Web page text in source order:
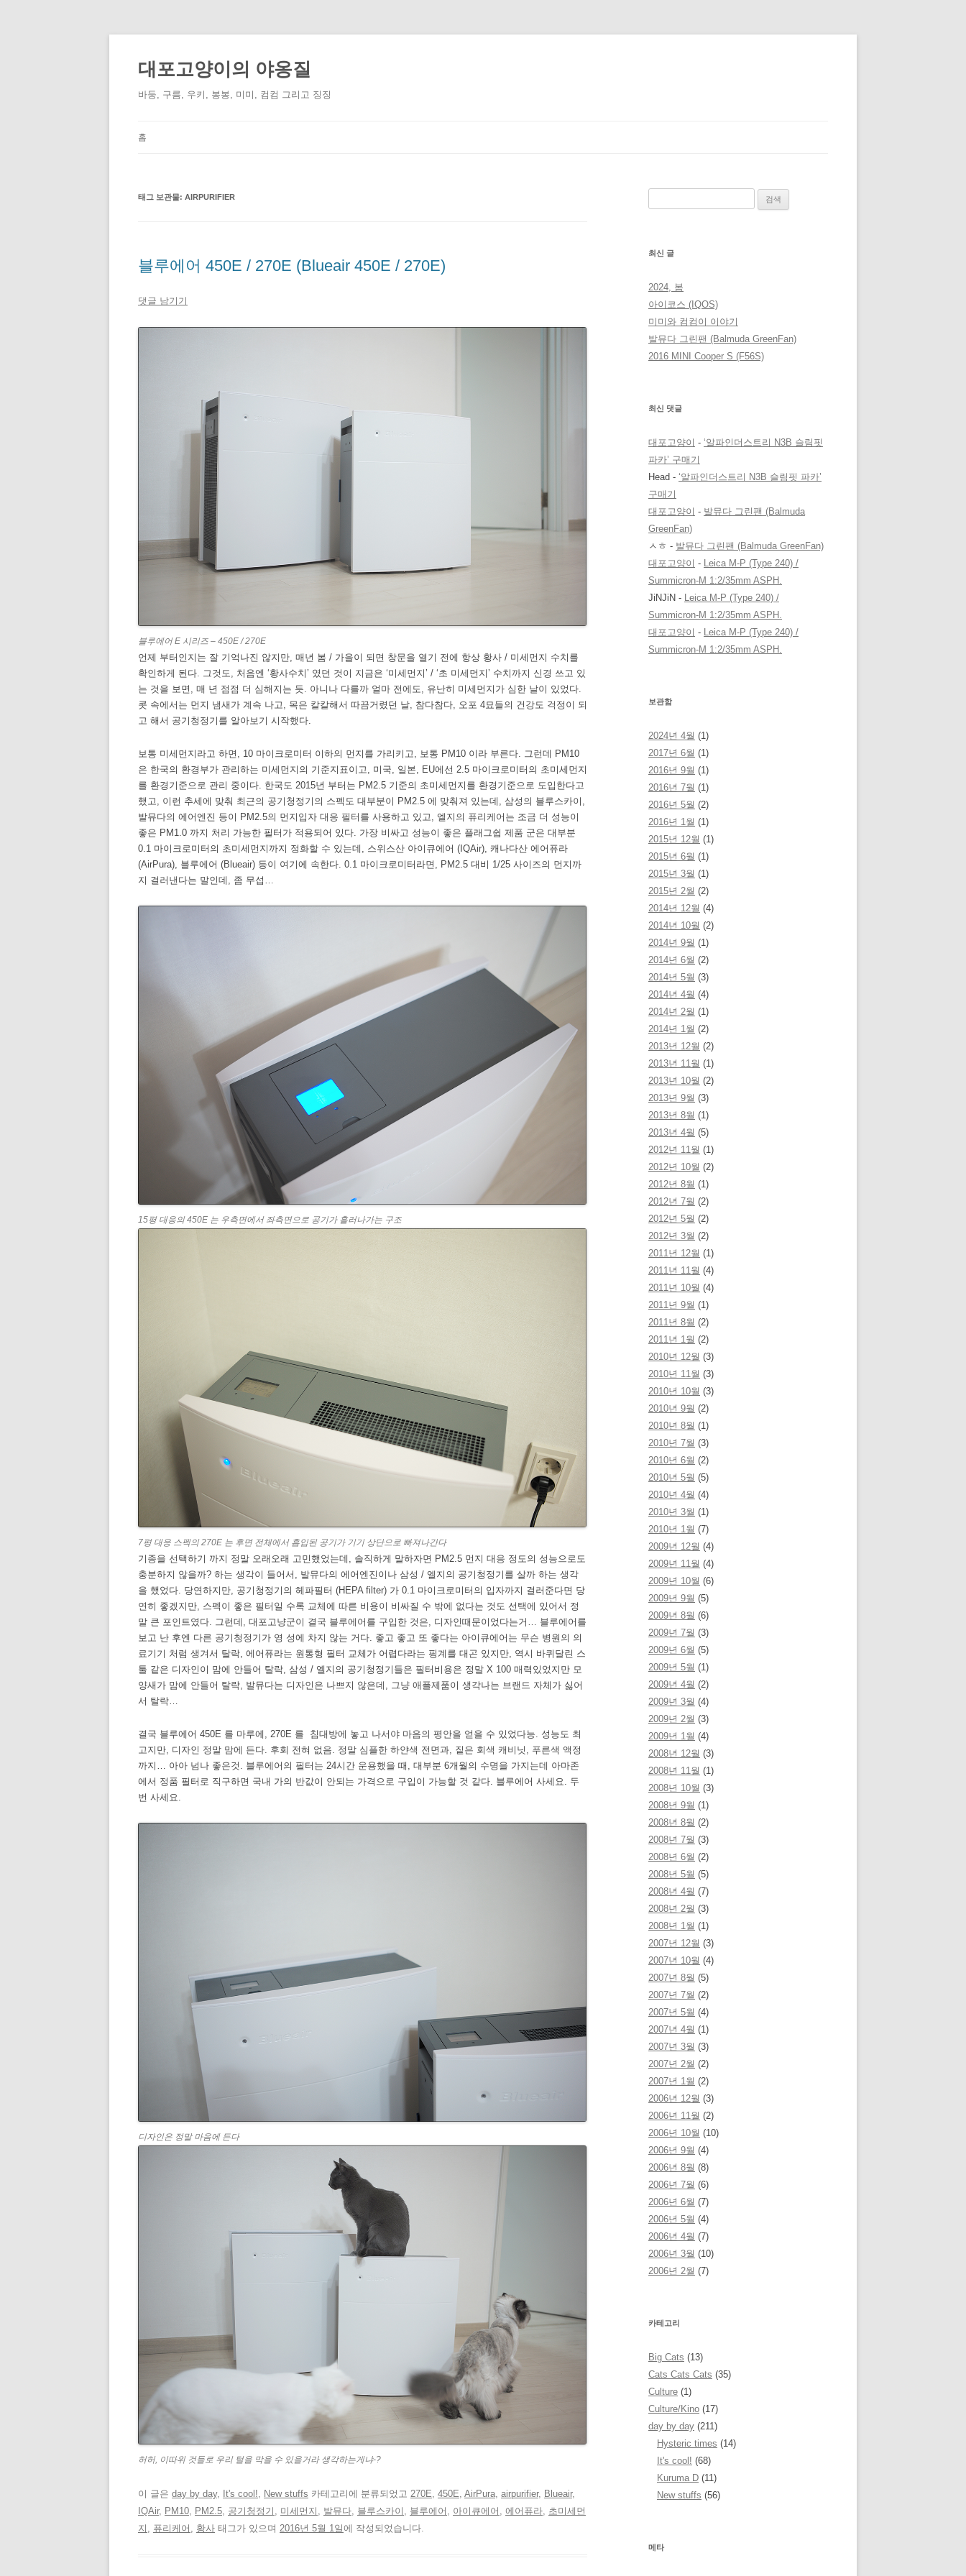
로
너
뛰
대포고양이의 야옹질
바둥, 구름, 우키, 봉봉, 미미, 컴컴 그리고 징징
홈
태그 보관물: AIRPURIFIER
블루에어 450E / 270E (Blueair 450E / 270E)
댓글 남기기
블루에어 E 시리즈 – 450E / 270E
언제 부터인지는 잘 기억나진 않지만, 매년 봄 / 가을이 되면 창문을 열기 전에 항상 황사 / 미세먼지 수치를
확인하게 된다. 그것도, 처음엔 ‘황사수치’ 였던 것이 지금은 ‘미세먼지’ / ‘초 미세먼지’ 수치까지 신경 쓰고 있
는 것을 보면, 매 년 점점 더 심해지는 듯. 아니나 다를까 얼마 전에도, 유난히 미세먼지가 심한 날이 있었다.
콧 속에서는 먼지 냄새가 계속 나고, 목은 칼칼해서 따끔거렸던 날, 참다참다, 오포 4묘들의 건강도 걱정이 되
고 해서 공기청정기를 알아보기 시작했다.
보통 미세먼지라고 하면, 10 마이크로미터 이하의 먼지를 가리키고, 보통 PM10 이라 부른다. 그런데 PM10
은 한국의 환경부가 관리하는 미세먼지의 기준지표이고, 미국, 일본, EU에선 2.5 마이크로미터의 초미세먼지
를 환경기준으로 관리 중이다. 한국도 2015년 부터는 PM2.5 기준의 초미세먼지를 환경기준으로 도입한다고
했고, 이런 추세에 맞춰 최근의 공기청정기의 스펙도 대부분이 PM2.5 에 맞춰져 있는데, 삼성의 블루스카이,
발뮤다의 에어엔진 등이 PM2.5의 먼지입자 대응 필터를 사용하고 있고, 엘지의 퓨리케어는 조금 더 성능이
좋은 PM1.0 까지 처리 가능한 필터가 적용되어 있다. 가장 비싸고 성능이 좋은 플래그쉽 제품 군은 대부분
0.1 마이크로미터의 초미세먼지까지 정화할 수 있는데, 스위스산 아이큐에어 (IQAir), 캐나다산 에어퓨라
(AirPura), 블루에어 (Blueair) 등이 여기에 속한다. 0.1 마이크로미터라면, PM2.5 대비 1/25 사이즈의 먼지까
지 걸러낸다는 말인데, 좀 무섭…
15평 대응의 450E 는 우측면에서 좌측면으로 공기가 흘러나가는 구조
7평 대응 스펙의 270E 는 후면 전체에서 흡입된 공기가 기기 상단으로 빠져나간다
기종을 선택하기 까지 정말 오래오래 고민했었는데, 솔직하게 말하자면 PM2.5 먼지 대응 정도의 성능으로도
충분하지 않을까? 하는 생각이 들어서, 발뮤다의 에어엔진이나 삼성 / 엘지의 공기청정기를 살까 하는 생각
을 했었다. 당연하지만, 공기청정기의 헤파필터 (HEPA filter) 가 0.1 마이크로미터의 입자까지 걸러준다면 당
연히 좋겠지만, 스펙이 좋은 필터일 수록 교체에 따른 비용이 비싸질 수 밖에 없다는 것도 선택에 있어서 정
말 큰 포인트였다. 그런데, 대포고냥군이 결국 블루에어를 구입한 것은, 디자인때문이었다는거… 블루에어를
보고 난 후엔 다른 공기청정기가 영 성에 차지 않는 거다. 좋고 좋고 또 좋다는 아이큐에어는 무슨 병원의 의
료기기 처럼 생겨서 탈락, 에어퓨라는 원통형 필터 교체가 어렵다라는 핑계를 대곤 있지만, 역시 바퀴달린 스
툴 같은 디자인이 맘에 안들어 탈락, 삼성 / 엘지의 공기청정기들은 필터비용은 정말 X 100 매력있었지만 모
양새가 맘에 안들어 탈락, 발뮤다는 디자인은 나쁘지 않은데, 그냥 애플제품이 생각나는 브랜드 자체가 싫어
서 탈락…
결국 블루에어 450E 를 마루에, 270E 를 침대방에 놓고 나서야 마음의 평안을 얻을 수 있었다능. 성능도 최
고지만, 디자인 정말 맘에 든다. 후회 전혀 없음. 정말 심플한 하얀색 전면과, 짙은 회색 캐비닛, 푸른색 액정
까지… 아아 넘나 좋은것. 블루에어의 필터는 24시간 운용했을 때, 대부분 6개월의 수명을 가지는데 아마존
에서 정품 필터로 직구하면 국내 가의 반값이 안되는 가격으로 구입이 가능할 것 같다. 블루에어 사세요. 두
번 사세요.
디자인은 정말 마음에 든다
허허, 이따위 것들로 우리 털을 막을 수 있을거라 생각하는게냐-?
이 글은 day by day, It's cool!, New stuffs 카테고리에 분류되었고 270E, 450E, AirPura, airpurifier, Blueair,
IQAir, PM10, PM2.5, 공기청정기 , 미세먼지 , 발뮤다, 블루스카이 , 블루에어 , 아이큐에어 , 에어퓨라, 초미세먼
지 , 퓨리케어 , 황사 태그가 있으며 2016년 5월 1일에 작성되었습니다.
최신 글
2024, 봄
아이코스 (IQOS)
미미와 컴컴이 이야기
발뮤다 그린팬 (Balmuda GreenFan)
2016 MINI Cooper S (F56S)
최신 댓글
대포고양이 - ‘알파인더스트리 N3B 슬림핏
파카’ 구매기
Head - ‘알파인더스트리 N3B 슬림핏 파카’
구매기
대포고양이 - 발뮤다 그린팬 (Balmuda
GreenFan)
ㅅㅎ - 발뮤다 그린팬 (Balmuda GreenFan)
대포고양이 - Leica M-P (Type 240) /
Summicron-M 1:2/35mm ASPH.
JiNJiN - Leica M-P (Type 240) /
Summicron-M 1:2/35mm ASPH.
대포고양이 - Leica M-P (Type 240) /
Summicron-M 1:2/35mm ASPH.
보관함
2024년 4월 (1)
2017년 6월 (1)
2016년 9월 (1)
2016년 7월 (1)
2016년 5월 (2)
2016년 1월 (1)
2015년 12월 (1)
2015년 6월 (1)
2015년 3월 (1)
2015년 2월 (2)
2014년 12월 (4)
2014년 10월 (2)
2014년 9월 (1)
2014년 6월 (2)
2014년 5월 (3)
2014년 4월 (4)
2014년 2월 (1)
2014년 1월 (2)
2013년 12월 (2)
2013년 11월 (1)
2013년 10월 (2)
2013년 9월 (3)
2013년 8월 (1)
2013년 4월 (5)
2012년 11월 (1)
2012년 10월 (2)
2012년 8월 (1)
2012년 7월 (2)
2012년 5월 (2)
2012년 3월 (2)
2011년 12월 (1)
2011년 11월 (4)
2011년 10월 (4)
2011년 9월 (1)
2011년 8월 (2)
2011년 1월 (2)
2010년 12월 (3)
2010년 11월 (3)
2010년 10월 (3)
2010년 9월 (2)
2010년 8월 (1)
2010년 7월 (3)
2010년 6월 (2)
2010년 5월 (5)
2010년 4월 (4)
2010년 3월 (1)
2010년 1월 (7)
2009년 12월 (4)
2009년 11월 (4)
2009년 10월 (6)
2009년 9월 (5)
2009년 8월 (6)
2009년 7월 (3)
2009년 6월 (5)
2009년 5월 (1)
2009년 4월 (2)
2009년 3월 (4)
2009년 2월 (3)
2009년 1월 (4)
2008년 12월 (3)
2008년 11월 (1)
2008년 10월 (3)
2008년 9월 (1)
2008년 8월 (2)
2008년 7월 (3)
2008년 6월 (2)
2008년 5월 (5)
2008년 4월 (7)
2008년 2월 (3)
2008년 1월 (1)
2007년 12월 (3)
2007년 10월 (4)
2007년 8월 (5)
2007년 7월 (2)
2007년 5월 (4)
2007년 4월 (1)
2007년 3월 (3)
2007년 2월 (2)
2007년 1월 (2)
2006년 12월 (3)
2006년 11월 (2)
2006년 10월 (10)
2006년 9월 (4)
2006년 8월 (8)
2006년 7월 (6)
2006년 6월 (7)
2006년 5월 (4)
2006년 4월 (7)
2006년 3월 (10)
2006년 2월 (7)
카테고리
Big Cats (13)
Cats Cats Cats (35)
Culture (1)
Culture/Kino (17)
day by day (211)
Hysteric times (14)
It's cool! (68)
Kuruma D (11)
New stuffs (56)
메타